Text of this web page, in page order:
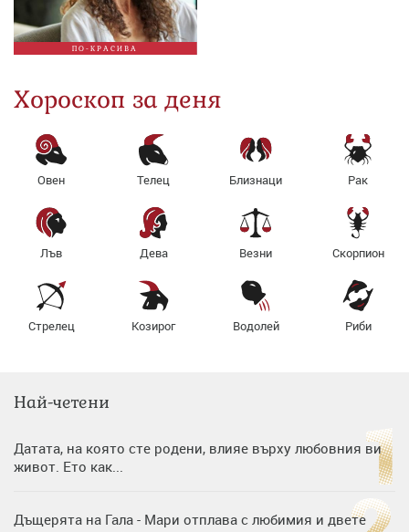
ПО-КРАСИВА
Хороскоп за деня
Овен Телец Близнаци Рак
Лъв Дева Везни Скорпион
Стрелец Козирог Водолей Риби
Най-четени
Датата, на която сте родени, влияе върху любовния ви
живот. Ето как...
Дъщерята на Гала - Мари отплава с любимия и двете